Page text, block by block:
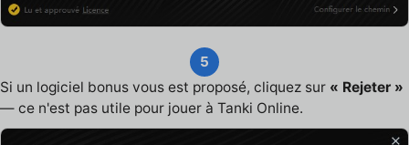
5
Si un logiciel bonus vous est proposé, cliquez sur « Rejeter »
— ce n'est pas utile pour jouer à Tanki Online.